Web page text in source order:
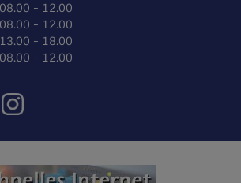
08.00 - 12.00
08.00 - 12.00
13.00 - 18.00
08.00 - 12.00